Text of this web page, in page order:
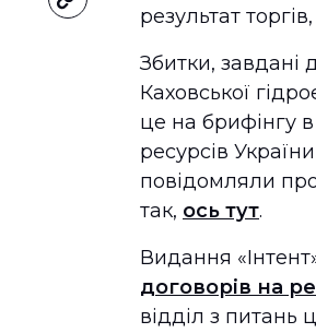
результат торгів,
Збитки, завдані
Каховської
це на брифінгу
ресурсів
повідомляли
так, ось тут.
Видання
договорів на
відділ з питань